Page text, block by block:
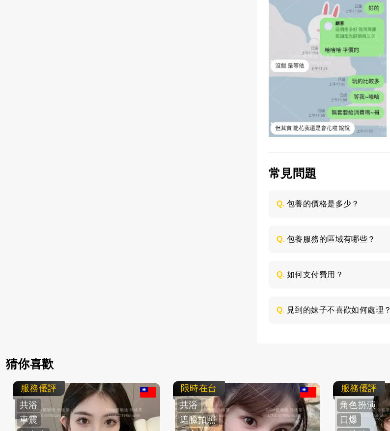
常見問題
Q. 包養的價格是多少？
Q. 包養服務的區域有哪些？
Q. 如何支付費用？
Q. 見到的妹子不喜歡如何處理？
猜你喜歡
服務優評
共浴
車震
限時在台
共浴
遮臉拍照
服務優評
角色扮演
口爆